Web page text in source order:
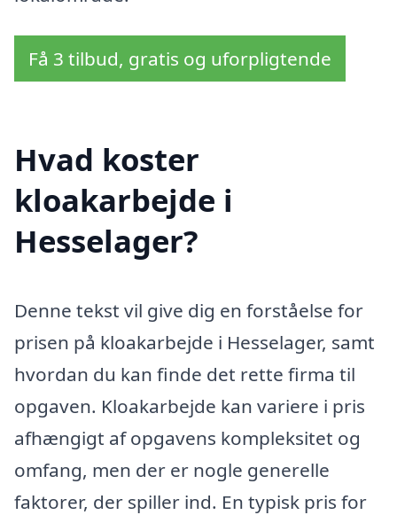
Få 3 tilbud, gratis og uforpligtende
Hvad koster
kloakarbejde i
Hesselager?
Denne tekst vil give dig en forståelse for
prisen på kloakarbejde i Hesselager, samt
hvordan du kan finde det rette firma til
opgaven. Kloakarbejde kan variere i pris
afhængigt af opgavens kompleksitet og
omfang, men der er nogle generelle
faktorer, der spiller ind. En typisk pris for